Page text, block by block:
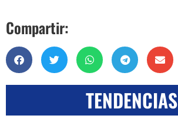
Compartir:
TENDENCIAS